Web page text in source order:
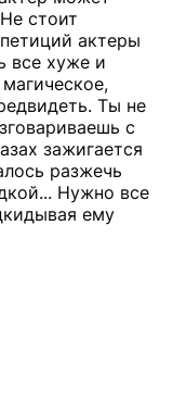
стоит
актеры
все хуже и
Ты не
с
зажигается
разжечь
Нужно все
ему